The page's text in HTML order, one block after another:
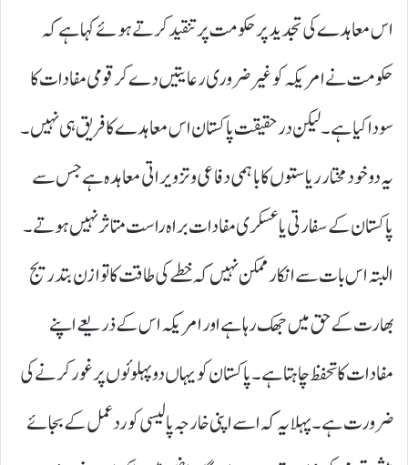
اس معاہدے کی تجدید پر حکومت پر تنقید کرتے ہوئے کہا ہے کہ
حکومت نے امریکہ کو غیر ضروری رعایتیں دے کر قومی مفادات کا
سودا کیا ہے۔ لیکن درحقیقت پاکستان اس معاہدے کا فریق ہی نہیں۔
یہ دو خودمختار ریاستوں کا باہمی دفاعی و تزویراتی معاہدہ ہے جس سے
پاکستان کے سفارتی یا عسکری مفادات براہ راست متاثر نہیں ہوتے۔
البتہ اس بات سے انکار ممکن نہیں کہ خطے کی طاقت کا توازن بتدریج
بھارت کے حق میں جھک رہا ہے اور امریکہ اس کے ذریعے اپنے
مفادات کا تحفظ چاہتا ہے۔ پاکستان کو یہاں دو پہلوئوں پر غور کرنے کی
ضرورت ہے۔ پہلا یہ کہ اسے اپنی خارجہ پالیسی کو ردعمل کے بجائے